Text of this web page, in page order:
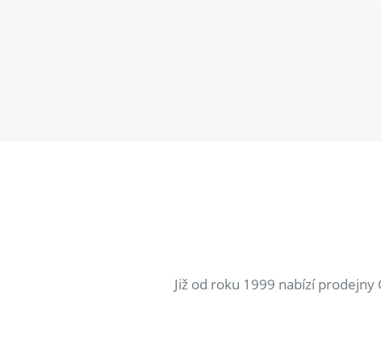
Již od roku 1999 nabízí